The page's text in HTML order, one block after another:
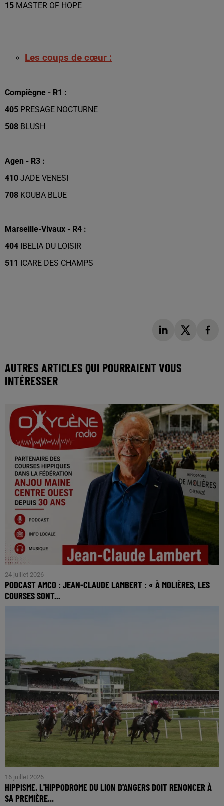
15 MASTER OF HOPE
Les coups de cœur :
Compiègne - R1 :
405 PRESAGE NOCTURNE
508 BLUSH
Agen - R3 :
410 JADE VENESI
708 KOUBA BLUE
Marseille-Vivaux - R4 :
404 IBELIA DU LOISIR
511 ICARE DES CHAMPS
AUTRES ARTICLES QUI POURRAIENT VOUS
INTÉRESSER
24 juillet 2026
PODCAST AMCO : JEAN-CLAUDE LAMBERT : « À MOLIÈRES, LES
COURSES SONT...
16 juillet 2026
HIPPISME. L'HIPPODROME DU LION D'ANGERS DOIT RENONCER À
SA PREMIÈRE...